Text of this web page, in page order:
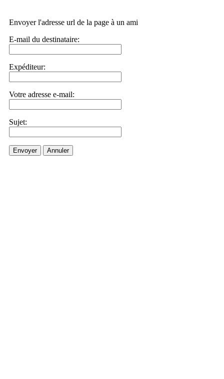
Envoyer l'adresse url de la page à un ami
E-mail du destinataire:
Expéditeur:
Votre adresse e-mail:
Sujet:
Envoyer Annuler